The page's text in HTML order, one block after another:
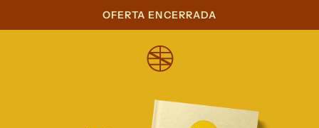
OFERTA ENCERRADA